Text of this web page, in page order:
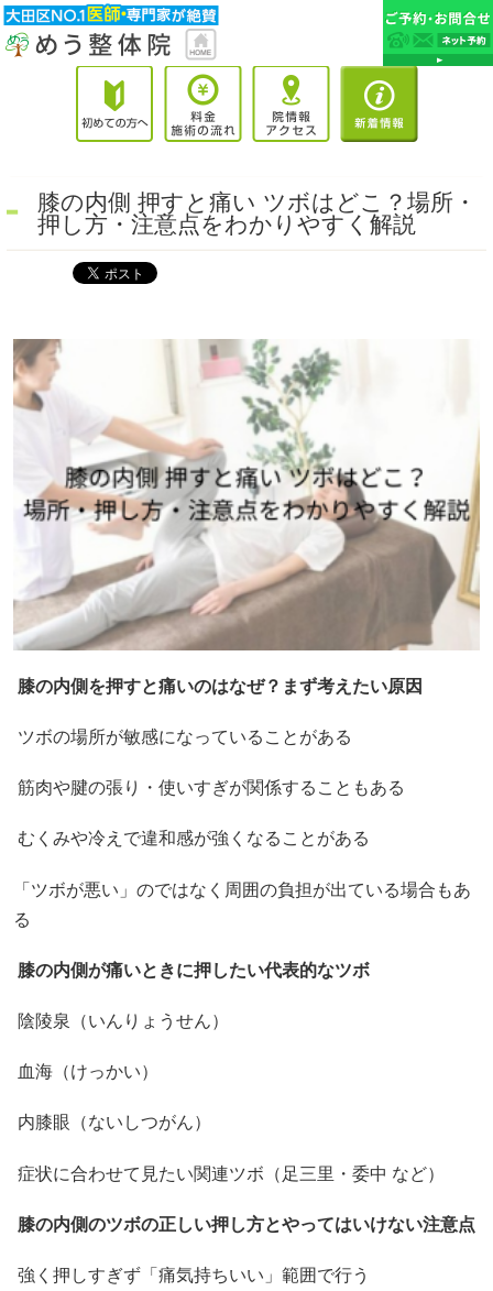
膝の内側 押すと痛い ツボはどこ？場所・
押し方・注意点をわかりやすく解説
膝の内側を押すと痛いのはなぜ？まず考えたい原因
ツボの場所が敏感になっていることがある
筋肉や腱の張り・使いすぎが関係することもある
むくみや冷えで違和感が強くなることがある
「ツボが悪い」のではなく周囲の負担が出ている場合もあ
る
膝の内側が痛いときに押したい代表的なツボ
陰陵泉（いんりょうせん）
血海（けっかい）
内膝眼（ないしつがん）
症状に合わせて見たい関連ツボ（足三里・委中 など）
膝の内側のツボの正しい押し方とやってはいけない注意点
強く押しすぎず「痛気持ちいい」範囲で行う